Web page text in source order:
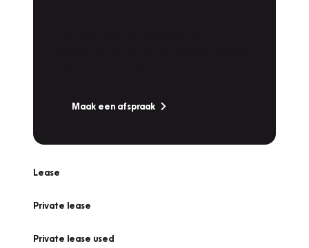
Maak een afspraak
Lease
Private lease
Private lease used